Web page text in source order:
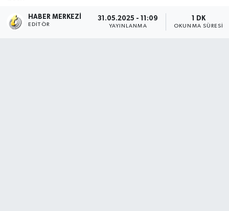
HABER MERKEZI
EDITÖR
31.05.2025 - 11:09
YAYINLANMA
1 DK
OKUNMA SÜRESI